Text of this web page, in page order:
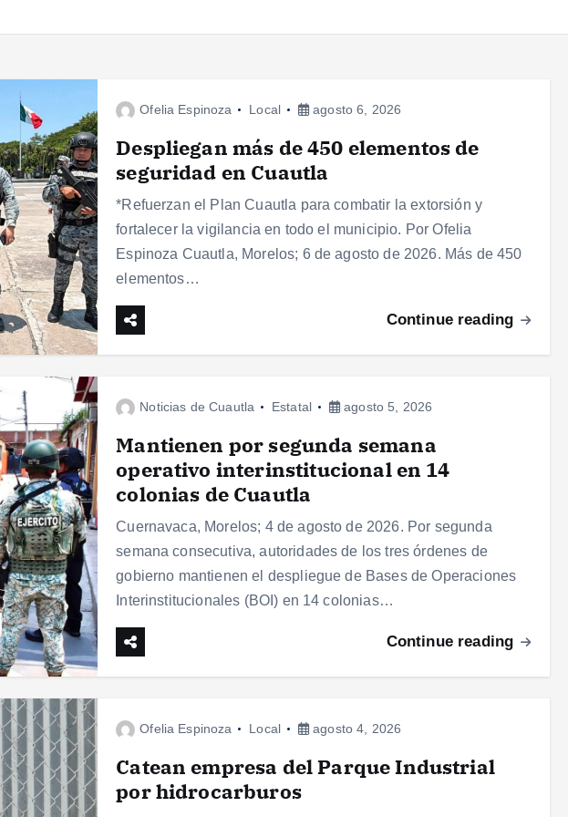
Ofelia Espinoza Local agosto 6, 2026
Despliegan más de 450 elementos de
seguridad en Cuautla
*Refuerzan el Plan Cuautla para combatir la extorsión y
fortalecer la vigilancia en todo el municipio. Por Ofelia
Espinoza Cuautla, Morelos; 6 de agosto de 2026. Más de 450
elementos…
Continue reading
Noticias de Cuautla Estatal agosto 5, 2026
Mantienen por segunda semana
operativo interinstitucional en 14
colonias de Cuautla
Cuernavaca, Morelos; 4 de agosto de 2026. Por segunda
semana consecutiva, autoridades de los tres órdenes de
gobierno mantienen el despliegue de Bases de Operaciones
Interinstitucionales (BOI) en 14 colonias…
Continue reading
Ofelia Espinoza Local agosto 4, 2026
Catean empresa del Parque Industrial
por hidrocarburos